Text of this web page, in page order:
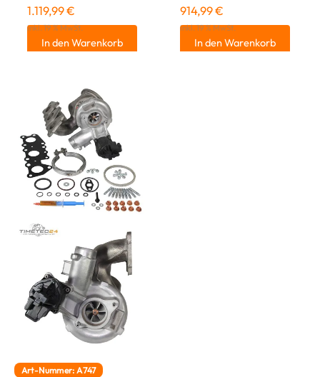
1.119,99€
inkl. 19 % MwSt.
In den Warenkorb
914,99€
inkl. 19 % MwSt.
In den Warenkorb
Art-Nummer: A747